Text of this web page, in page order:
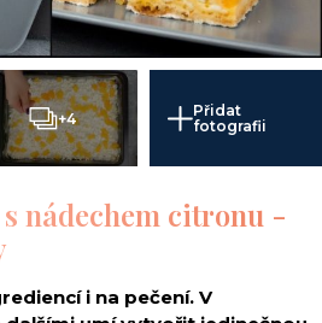
+4
Přidat
fotografii
nádechem citronu -
i na pečení. V